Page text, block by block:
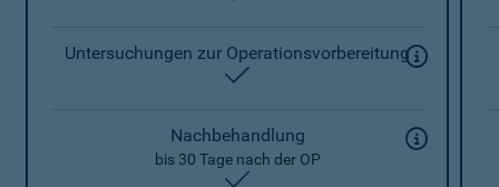
Untersuchungen zur Operationsvorbereitung
Nachbehandlung
bis 30 Tage nach der OP